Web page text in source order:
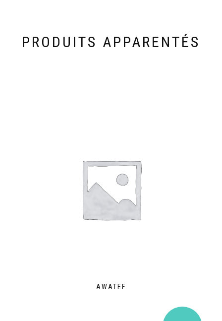
PRODUITS APPARENTÉS
AWATEF